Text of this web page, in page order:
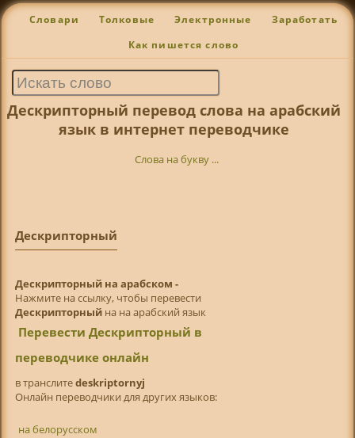
Словари Толковые Электронные Заработать
Как пишется слово
Дескрипторный перевод слова на арабский
язык в интернет переводчике
Слова на букву ...
Дескрипторный
Дескрипторный на арабском -
Нажмите на ссылку, чтобы перевести
Дескрипторныйна на арабский язык
Перевести Дескрипторный в
переводчике онлайн
в транслитedeskriptornyj
Онлайн переводчики для других языков:
на белорусском